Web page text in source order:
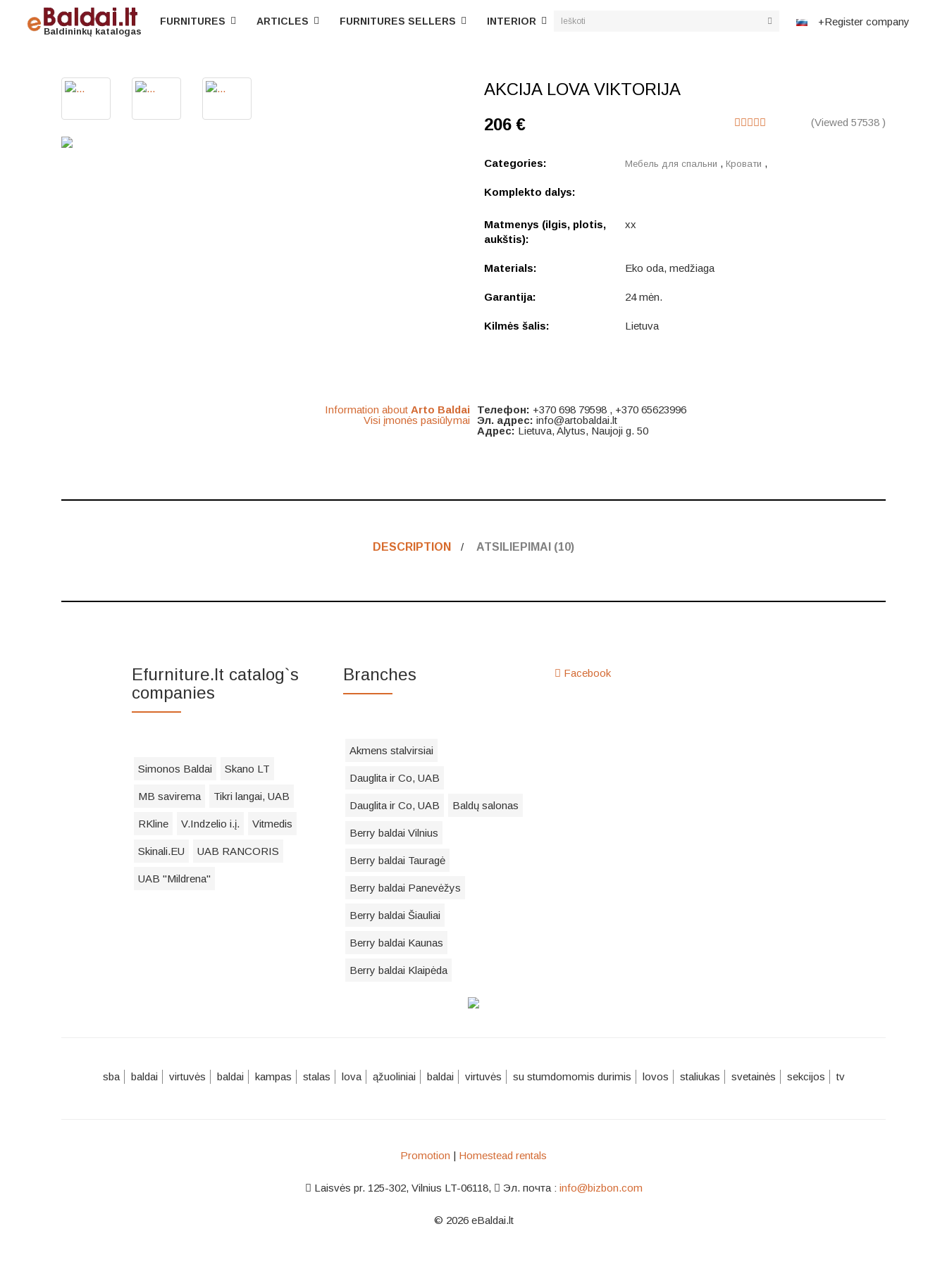
Baldininkų katalogas
FURNITURES ARTICLES FURNITURES SELLERS INTERIOR +Register company
AKCIJA LOVA VIKTORIJA
(Viewed 57538 )
206 €
Categories: Мебель для спальни , Кровати ,
Komplekto dalys:
Matmenys (ilgis, plotis,
aukštis):
xx
Materials: Eko oda, medžiaga
Garantija: 24 mėn.
Kilmės šalis: Lietuva
Information about Arto Baldai
Visi įmonės pasiūlymai
Телефон: +370 698 79598 , +370 65623996
Эл. адрес: info@artobaldai.lt
Адрес: Lietuva, Alytus, Naujoji g. 50
DESCRIPTION ATSILIEPIMAI (10)
Efurniture.lt catalog`s
companies
Simonos Baldai Skano LT
MB savirema Tikri langai, UAB
RKline V.Indzelio i.į. Vitmedis
Skinali.EU UAB RANCORIS
UAB "Mildrena"
Branches
Akmens stalvirsiai
Dauglita ir Co, UAB
Dauglita ir Co, UAB Baldų salonas
Berry baldai Vilnius
Berry baldai Tauragė
Berry baldai Panevėžys
Berry baldai Šiauliai
Berry baldai Kaunas
Berry baldai Klaipėda
Facebook
sba baldai virtuvės baldai kampas stalas lova ąžuoliniai baldai virtuvės su stumdomomis durimis lovos staliukas svetainės sekcijos tv
Promotion | Homestead rentals
Laisvės pr. 125-302, Vilnius LT-06118, Эл. почта : info@bizbon.com
© 2026 eBaldai.lt